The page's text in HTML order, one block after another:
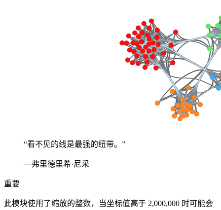
“看不见的线是最强的纽带。”
—弗里德里希·尼采
重要
此模块使用了缩放的整数，当坐标值高于 2,000,000 时可能会